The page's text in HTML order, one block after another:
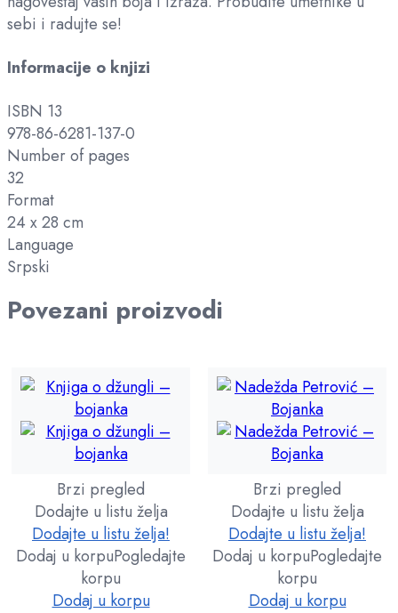
sebi i radujte se!
Informacije o knjizi
ISBN 13
978-86-6281-137-0
Number of pages
32
Format
24 x 28 cm
Language
Srpski
Povezani proizvodi
Brzi pregled
Dodajte u listu želja
Dodajte u listu želja!
Dodaj u korpuPogledajte
korpu
Dodaj u korpu
Brzi pregled
Dodajte u listu želja
Dodajte u listu želja!
Dodaj u korpuPogledajte
korpu
Dodaj u korpu